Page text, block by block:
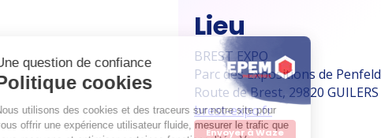
Lieu
BREST EXPO
Parc des Expositions de Penfeld
Route de Brest, 29820 GUILERS
brest-expo.fr
Envoyer à Waze